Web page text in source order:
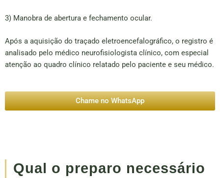
3) Manobra de abertura e fechamento ocular.
Após a aquisição do traçado eletroencefalográfico, o registro é
analisado pelo médico neurofisiologista clínico, com especial
atenção ao quadro clínico relatado pelo paciente e seu médico.
Chame no WhatsApp
Qual o preparo necessário